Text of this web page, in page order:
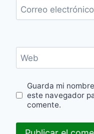
Correo electrónico
Web
Guarda mi
este navegador
comente.